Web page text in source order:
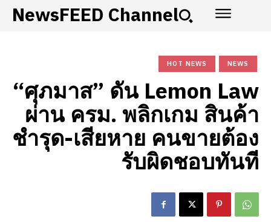
NewsFEED Channel
HOT NEWS NEWS
“ศุภมาส” ดัน Lemon Law
ผ่าน ครม. พลิกเกม สินค้า
ชำรุด-เสียหาย คนขายต้อง
รับผิดชอบทันที